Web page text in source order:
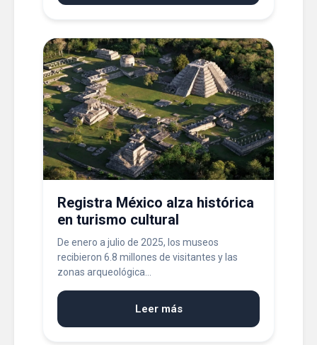
Registra México alza histórica
en turismo cultural
De enero a julio de 2025, los museos
recibieron 6.8 millones de visitantes y las
zonas arqueológica...
Leer más